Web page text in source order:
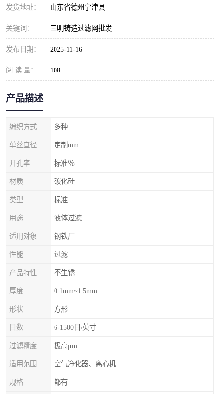
发货地址： 山东省德州宁津县
关键词： 三明铸造过滤网批发
发布日期： 2025-11-16
阅 读 量： 108
产品描述
编织方式 多种
单丝直径 定制mm
开孔率 标准％
材质 碳化硅
类型 标准
用途 液体过滤
适用对象 钢铁厂
性能 过滤
产品特性 不生锈
厚度 0.1mm~1.5mm
形状 方形
目数 6-1500目/英寸
过滤精度 极高μm
适用范围 空气净化器、离心机
规格 都有